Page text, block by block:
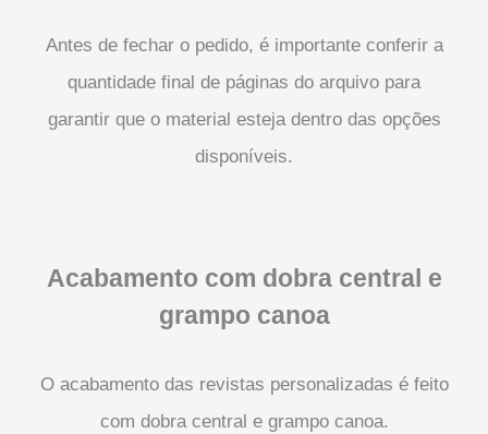
Antes de fechar o pedido, é importante conferir a
quantidade final de páginas do arquivo para
garantir que o material esteja dentro das opções
disponíveis.
Acabamento com dobra central e
grampo canoa
O acabamento das revistas personalizadas é feito
com dobra central e grampo canoa.